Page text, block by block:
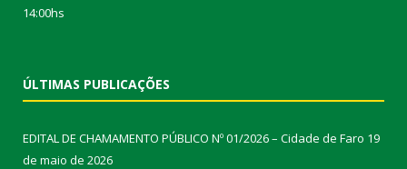
14:00hs
ÚLTIMAS PUBLICAÇÕES
EDITAL DE CHAMAMENTO PÚBLICO Nº 01/2026 – Cidade de Faro 19
de maio de 2026